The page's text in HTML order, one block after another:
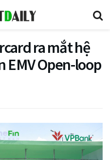
ra mắt hệ
Open-loop